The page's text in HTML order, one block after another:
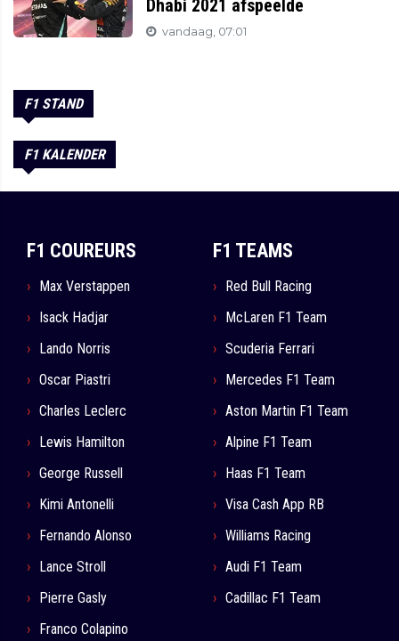
Dhabi 2021 afspeelde
vandaag, 07:01
F1 STAND
F1 KALENDER
F1 COUREURS
Max Verstappen
Isack Hadjar
Lando Norris
Oscar Piastri
Charles Leclerc
Lewis Hamilton
George Russell
Kimi Antonelli
Fernando Alonso
Lance Stroll
Pierre Gasly
Franco Colapino
F1 TEAMS
Red Bull Racing
McLaren F1 Team
Scuderia Ferrari
Mercedes F1 Team
Aston Martin F1 Team
Alpine F1 Team
Haas F1 Team
Visa Cash App RB
Williams Racing
Audi F1 Team
Cadillac F1 Team